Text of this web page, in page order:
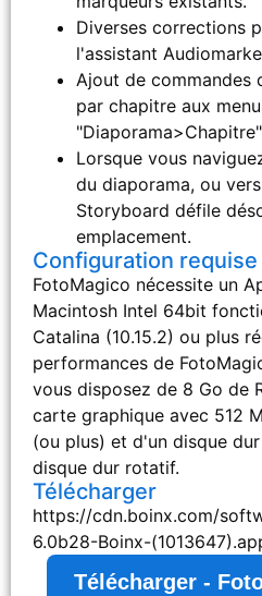
Diverses corrections
l'assistant
Ajout de commandes
par chapitre aux
Lorsque vous
du diaporama, ou
Storyboard défile
emplacement.
Configuration requise
FotoMagico nécessite un
Macintosh Intel 64bit
Catalina (10.15.2) ou plus
performances de
vous disposez de 8 Go de
carte graphique avec 512
(ou plus) et d'un disque
disque dur rotatif.
Télécharger
https://cdn.boinx.com/
6.0b28-Boinx-
Télécharger -